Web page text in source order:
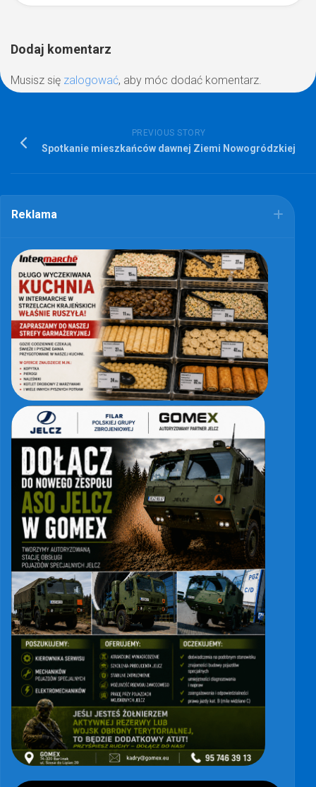
Dodaj komentarz
Musisz się zalogować, aby móc dodać komentarz.
PREVIOUS STORY
Spotkanie mieszkańców dawnej Ziemi Nowogródzkiej
Reklama